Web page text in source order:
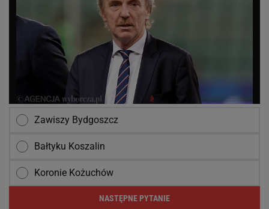
Zawiszy Bydgoszcz
Bałtyku Koszalin
Koronie Kożuchów
NASTĘPNE PYTANIE